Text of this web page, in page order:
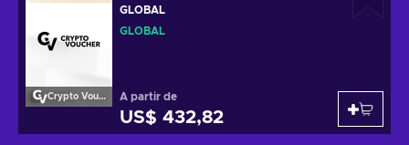
Crypto Voucher
GLOBAL
GLOBAL
A partir de
US$ 432,82